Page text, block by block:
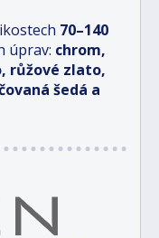
70–140
úprav: chrom,
růžové zlato,
šedá a